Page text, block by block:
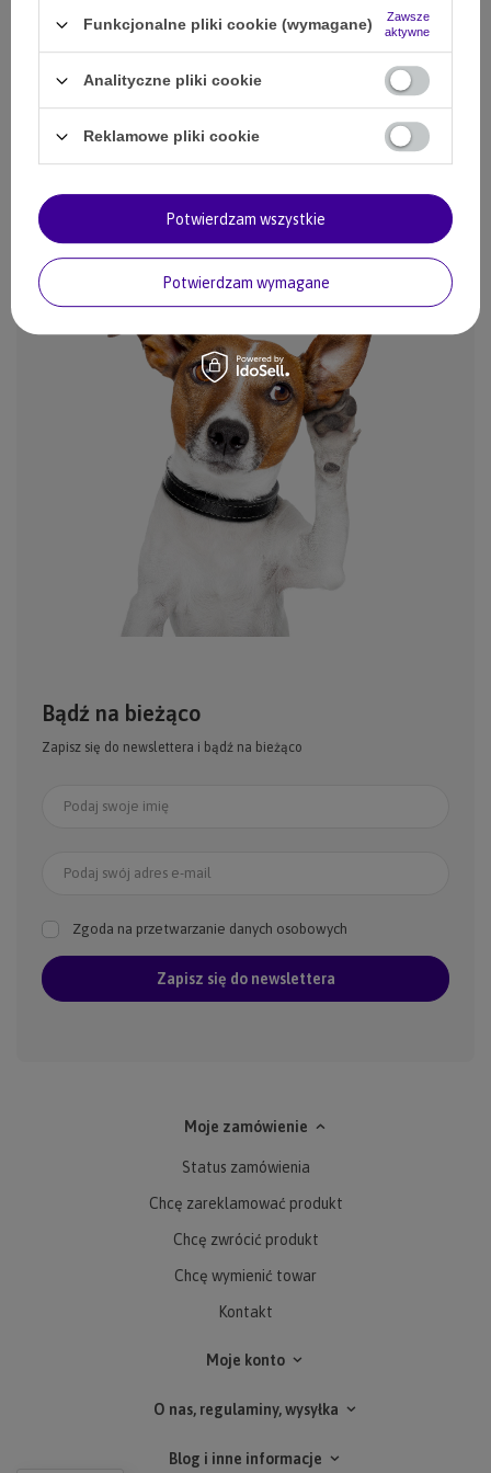
OPINIE
Bądź na bieżąco
Zapisz się do newslettera i bądź na bieżąco
Podaj swoje imię
Podaj swój adres e-mail
Zgoda na przetwarzanie danych osobowych
Zapisz się do newslettera
Moje zamówienie
Status zamówienia
Chcę zareklamować produkt
Chcę zwrócić produkt
Chcę wymienić towar
Kontakt
Moje konto
O nas, regulaminy, wysyłka
Blog i inne informacje
Funkcjonalne pliki cookie (wymagane)
Zawsze
aktywne
Analityczne pliki cookie
Reklamowe pliki cookie
Potwierdzam wymagane
Potwierdzam wszystkie